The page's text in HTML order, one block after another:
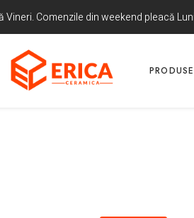
Vineri. Comenzile din weekend pleacă
PRODUSE